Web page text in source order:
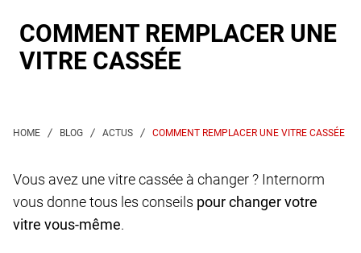
COMMENT REMPLACER UNE
VITRE CASSÉE
COMMENT REMPLACER UNE VITRE CASSÉE
Vous avez une vitre cassée à changer ? Internorm
vous donne tous les conseils pour changer votre
vitre vous-même.